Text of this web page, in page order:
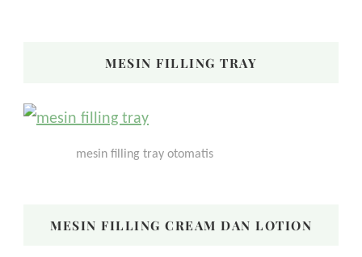
MESIN FILLING TRAY
mesin filling tray otomatis
MESIN FILLING CREAM DAN LOTION